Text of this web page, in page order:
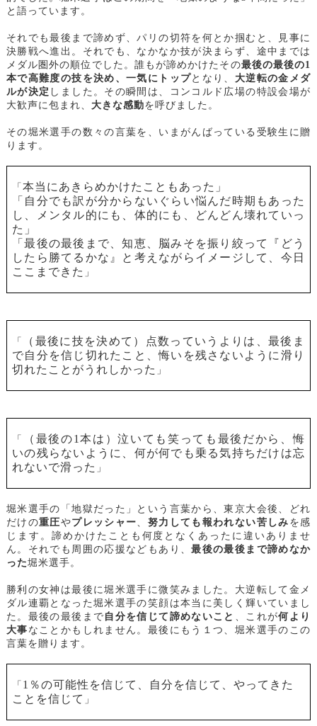
と語っています。
それでも最後まで諦めず、パリの切符を何とか掴むと、見事に
決勝戦へ進出。それでも、なかなか技が決まらず、途中までは
メダル圏外の順位でした。誰もが諦めかけたその最後の最後の1
本で高難度の技を決め、一気にトップとなり、 大逆転の金メダ
ルが決定 しました。その瞬間は、コンコルド広場の特設会場が
大歓声に包まれ、 大きな感動を呼びました。
その堀米選手の数々の言葉を、いまがんばっている受験生に贈
ります。
「本当にあきらめかけたこともあった」
「自分でも訳が分からないぐらい悩んだ時期もあった
し、メンタル的にも、体的にも、どんどん壊れていっ
た」
「最後の最後まで、知恵、脳みそを振り絞って『どう
したら勝てるかな』と考えながらイメージして、今日
ここまできた 」
「
（最後に技を決めて）点数っていうよりは、最後ま
で自分を信じ切れたこと、悔いを残さないように滑り
切れたことがうれしかった 」
「
（最後の1本は）泣いても笑っても最後だから、悔
いの残らないように、何が何でも乗る気持ちだけは忘
れないで滑った 」
堀米選手の「地獄だった」という言葉から、東京大会後、どれ
だけの重圧やプレッシャー、 努力しても報われない苦しみ を感
じます。諦めかけたことも何度となくあったに違いありませ
ん。それでも周囲の応援などもあり、最後の最後まで諦めなか
った堀米選手。
勝利の女神は最後に堀米選手に微笑みました。大逆転して金メ
ダル連覇となった堀米選手の笑顔は本当に美しく輝いていまし
た。最後の最後まで 自分を信じて諦めないこと 、これが何より
大事 なことかもしれません。最後にもう１つ、堀米選手のこの
言葉を贈ります。
「 1 ％の可能性を信じて、自分を信じて、やってきた
ことを信じて 」